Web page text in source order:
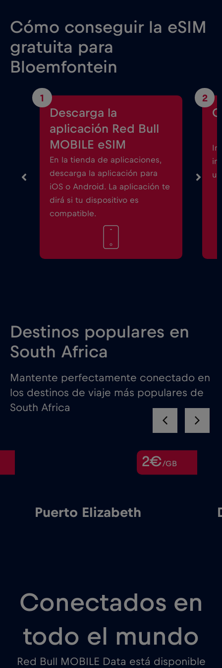
Cómo conseguir la eSIM
gratuita para
Bloemfontein
1
Descarga la
aplicación Red Bull
MOBILE eSIM
En la tienda de aplicaciones,
descarga la aplicación para
iOS o Android. La aplicación te
dirá si tu dispositivo es
compatible.
2
Destinos populares en
South Africa
Mantente perfectamente conectado en
los destinos de viaje más populares de
South Africa
2€/GB
Puerto Elizabeth
Conectados en
todo el mundo
Red Bull MOBILE Data está disponible